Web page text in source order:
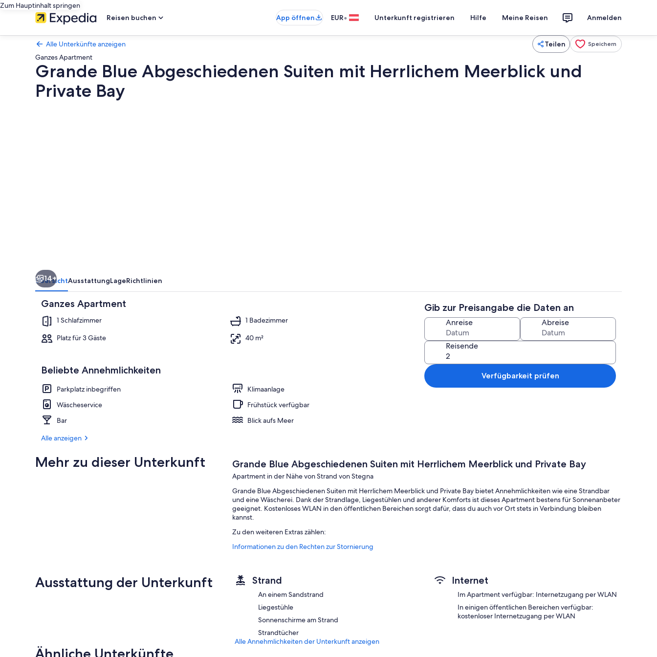
Zum Hauptinhalt springen
Reisen buchen
App öffnen EUR• Unterkunft registrieren Hilfe Meine Reisen Anmelden
Alle Unterkünfte anzeigen Teilen Speichern
Ganzes Apartment
Grande Blue Abgeschiedenen Suiten mit Herrlichem Meerblick und
Private Bay
Bay
14+
ÜbersichtAusstattungLageRichtlinien
Ganzes Apartment
1 Schlafzimmer
1 Badezimmer
Platz für 3 Gäste
40 m²
Beliebte Annehmlichkeiten
Parkplatz inbegriffen
Klimaanlage
Wäscheservice
Frühstück verfügbar
Bar
Blick aufs Meer
Alle anzeigen
Gib zur Preisangabe die Daten an
Anreise Abreise
Reisende
Verfügbarkeit prüfen
Mehr zu dieser Unterkunft Grande Blue Abgeschiedenen Suiten mit Herrlichem Meerblick und Private Bay
Apartment in der Nähe von Strand von Stegna
Grande Blue Abgeschiedenen Suiten mit Herrlichem Meerblick und Private Bay bietet Annehmlichkeiten wie eine Strandbar
und eine Wäscherei. Dank der Strandlage, Liegestühlen und anderer Komforts ist dieses Apartment bestens für Sonnenanbeter
geeignet. Kostenloses WLAN in den öffentlichen Bereichen sorgt dafür, dass du auch vor Ort stets in Verbindung bleiben
kannst.
Zu den weiteren Extras zählen:
Parken ohne Service (kostenlos)
Zimmerausstattung
Alle Gästezimmer im Grande Blue Abgeschiedenen Suiten mit Herrlichem Meerblick und Private Bay bieten Komforts wie eine
Weitere Annehmlichkeiten sind unter anderem:
Babybetten (kostenlos) und kostenlose Zustellbetten
Informationen zu den Rechten zur Stornierung
Ausstattung der Unterkunft Strand
An einem Sandstrand
Liegestühle
Sonnenschirme am Strand
Strandtücher
Internet
Im Apartment verfügbar: Internetzugang per WLAN
In einigen öffentlichen Bereichen verfügbar:
kostenloser Internetzugang per WLAN
Alle Annehmlichkeiten der Unterkunft anzeigen
Ähnliche Unterkünfte